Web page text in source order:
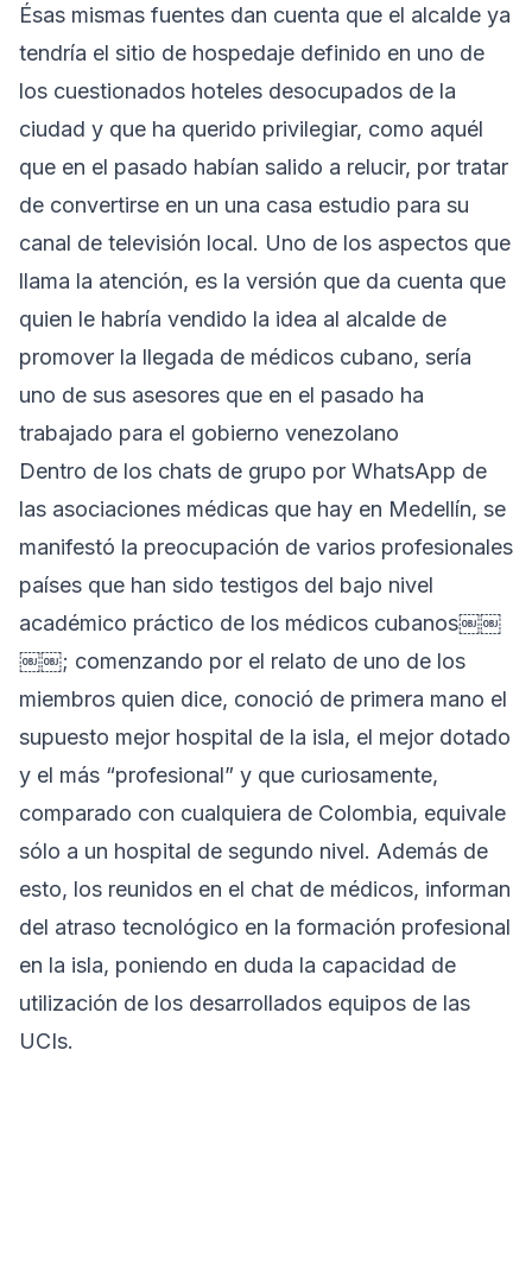
Ésas mismas fuentes dan cuenta que el alcalde ya
tendría el sitio de hospedaje definido en uno de
los cuestionados hoteles desocupados de la
ciudad y que ha querido privilegiar, como aquél
que en el pasado habían salido a relucir, por tratar
de convertirse en un una casa estudio para su
canal de televisión local. Uno de los aspectos que
llama la atención, es la versión que da cuenta que
quien le habría vendido la idea al alcalde de
promover la llegada de médicos cubano, sería
uno de sus asesores que en el pasado ha
trabajado para el gobierno venezolano
Dentro de los chats de grupo por WhatsApp de
las asociaciones médicas que hay en Medellín, se
manifestó la preocupación de varios profesionales
países que han sido testigos del bajo nivel
académico práctico de los médicos cubanos￼￼
￼￼; comenzando por el relato de uno de los
miembros quien dice, conoció de primera mano el
supuesto mejor hospital de la isla, el mejor dotado
y el más “profesional” y que curiosamente,
comparado con cualquiera de Colombia, equivale
sólo a un hospital de segundo nivel. Además de
esto, los reunidos en el chat de médicos, informan
del atraso tecnológico en la formación profesional
en la isla, poniendo en duda la capacidad de
utilización de los desarrollados equipos de las
UCIs.